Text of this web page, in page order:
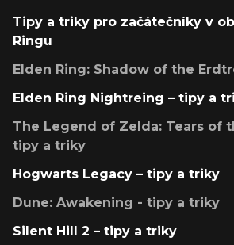
Tipy a triky pro začátečníky v
Ringu
Elden Ring: Shadow of the
Elden Ring Nightreing – tipy a
The Legend of Zelda: Tears of
tipy a triky
Hogwarts Legacy – tipy a triky
Dune: Awakening - tipy a triky
Silent Hill 2 – tipy a triky